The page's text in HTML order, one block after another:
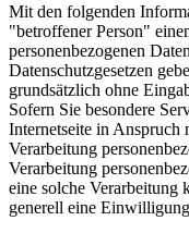
Mit den folgenden
"betroffener Person"
personenbezogenen
Datenschutzgesetzen
grundsätzlich ohne
Sofern Sie besondere
Internetseite in Anspruch
Verarbeitung
Verarbeitung
eine solche Verarbeitung
generell eine